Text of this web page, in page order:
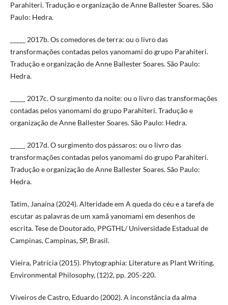
Parahiteri. Tradução e organização de Anne Ballester Soares. São
Paulo: Hedra.
_____ 2017b. Os comedores de terra: ou o livro das
transformações contadas pelos yanomami do grupo Parahiteri.
Tradução e organização de Anne Ballester Soares. São Paulo:
Hedra.
_____ 2017c. O surgimento da noite: ou o livro das transformações
contadas pelos yanomami do grupo Parahiteri. Tradução e
organização de Anne Ballester Soares. São Paulo: Hedra.
_____ 2017d. O surgimento dos pássaros: ou o livro das
transformações contadas pelos yanomami do grupo Parahiteri.
Tradução e organização de Anne Ballester Soares. São Paulo:
Hedra.
Tatim, Janaína (2024). Alteridade em A queda do céu e a tarefa de
escutar as palavras de um xamã yanomami em desenhos de
escrita. Tese de Doutorado, PPGTHL/ Universidade Estadual de
Campinas, Campinas, SP, Brasil.
Vieira, Patrícia (2015). Phytographia: Literature as Plant Writing.
Environmental Philosophy, (12)2, pp. 205-220.
Viveiros de Castro, Eduardo (2002). A inconstância da alma